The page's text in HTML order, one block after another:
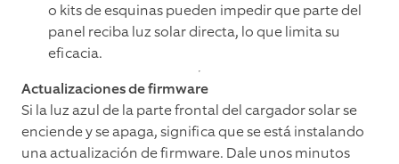
o kits de esquinas pueden impedir que parte del
panel reciba luz solar directa, lo que limita su
eficacia.
Actualizaciones de firmware
Si la luz azul de la parte frontal del cargador solar se
enciende y se apaga, significa que se está instalando
una actualización de firmware. Dale unos minutos